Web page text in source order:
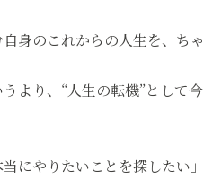
身のこれからの人生を、ち
より、“人生の転機”として
にやりたいことを探したい